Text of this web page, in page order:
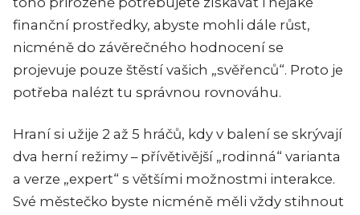
finanční prostředky, abyste mohli dále růst,
nicméně do závěrečného hodnocení se
projevuje pouze štěstí vašich „svěřenců“. Proto je
potřeba nalézt tu správnou rovnováhu.
Hraní si užije 2 až 5 hráčů, kdy v balení se skrývají
dva herní režimy – přívětivější „rodinná“ varianta
a verze „expert“ s většími možnostmi interakce.
Své městečko byste nicméně měli vždy stihnout